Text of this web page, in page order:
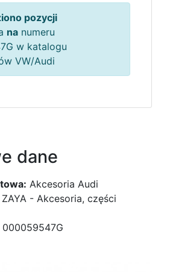
pozycji
na numeru
w katalogu
VW/Audi
dane
Akcesoria Audi
ZAYA - Akcesoria, części
000059547G